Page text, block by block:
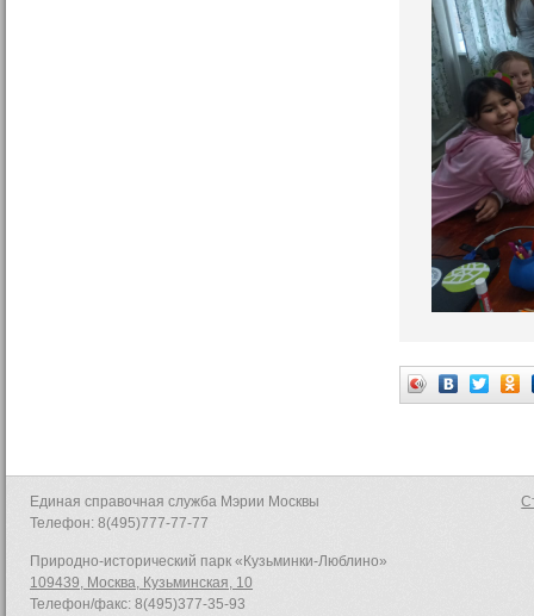
Единая справочная служба Мэрии Москвы
Телефон: 8(495)777-77-77
Природно-исторический парк «Кузьминки-Люблино»
109439, Москва, Кузьминская, 10
Телефон/факс: 8(495)377-35-93